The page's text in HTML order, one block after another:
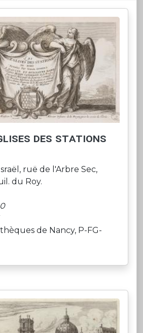
des stations
ruë de l'Arbre Sec,
du Roy.
de Nancy, P-FG-